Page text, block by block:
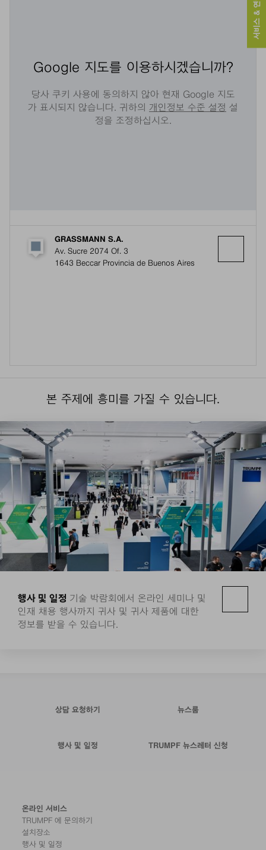
Google 지도를 이용하시겠습니까?
당사 쿠키 사용에 동의하지 않아 현재 Google 지도
가 표시되지 않습니다. 귀하의 개인정보 수준 설정 설
정을 조정하십시오.
GRASSMANN S.A.
Av. Sucre 2074 Of. 3
1643 Beccar Provincia de Buenos Aires
본 주제에 흥미를 가질 수 있습니다.
행사 및 일정 기술 박람회에서 온라인 세미나 및
인재 채용 행사까지 귀사 및 귀사 제품에 대한
정보를 받을 수 있습니다.
서비스 & 연락처
상담 요청하기 뉴스룸
행사 및 일정 TRUMPF 뉴스레터 신청
온라인 서비스
TRUMPF 에 문의하기
설치장소
행사 및 일정